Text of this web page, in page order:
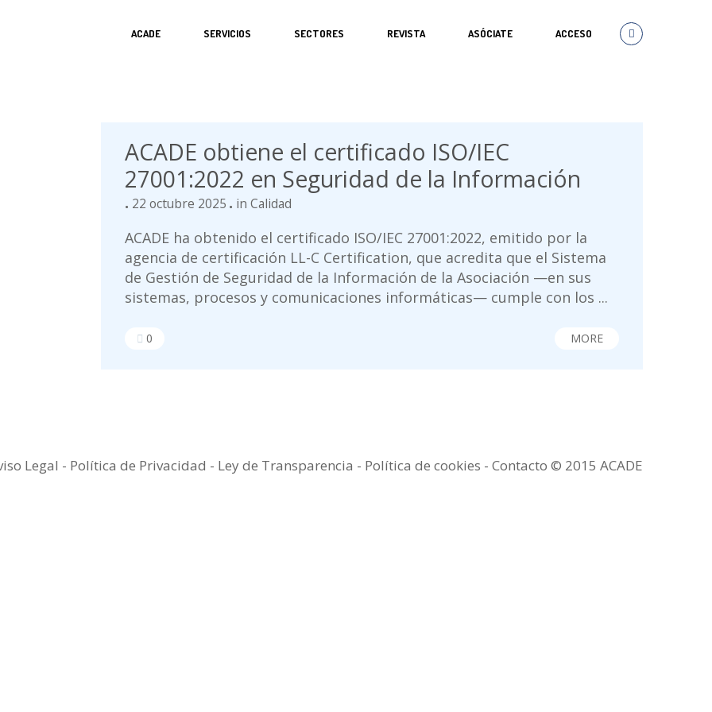
ACADE SERVICIOS SECTORES REVISTA ASÓCIATE ACCESO
ACADE obtiene el certificado ISO/IEC
27001:2022 en Seguridad de la Información
22 octubre 2025 in Calidad
ACADE ha obtenido el certificado ISO/IEC 27001:2022, emitido por la
agencia de certificación LL-C Certification, que acredita que el Sistema
de Gestión de Seguridad de la Información de la Asociación —en sus
sistemas, procesos y comunicaciones informáticas— cumple con los ...
0 MORE
Legal - Política de Privacidad - Ley de Transparencia - Política de cookies - Contacto © 2015 ACADE